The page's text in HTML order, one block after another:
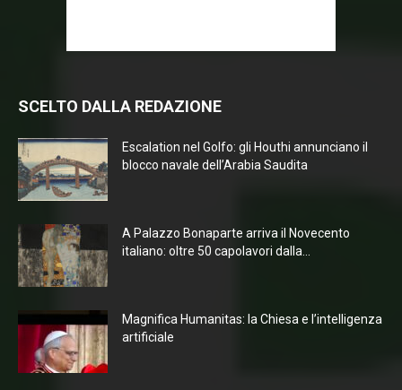
SCELTO DALLA REDAZIONE
Escalation nel Golfo: gli Houthi annunciano il
blocco navale dell’Arabia Saudita
A Palazzo Bonaparte arriva il Novecento
italiano: oltre 50 capolavori dalla...
Magnifica Humanitas: la Chiesa e l’intelligenza
artificiale